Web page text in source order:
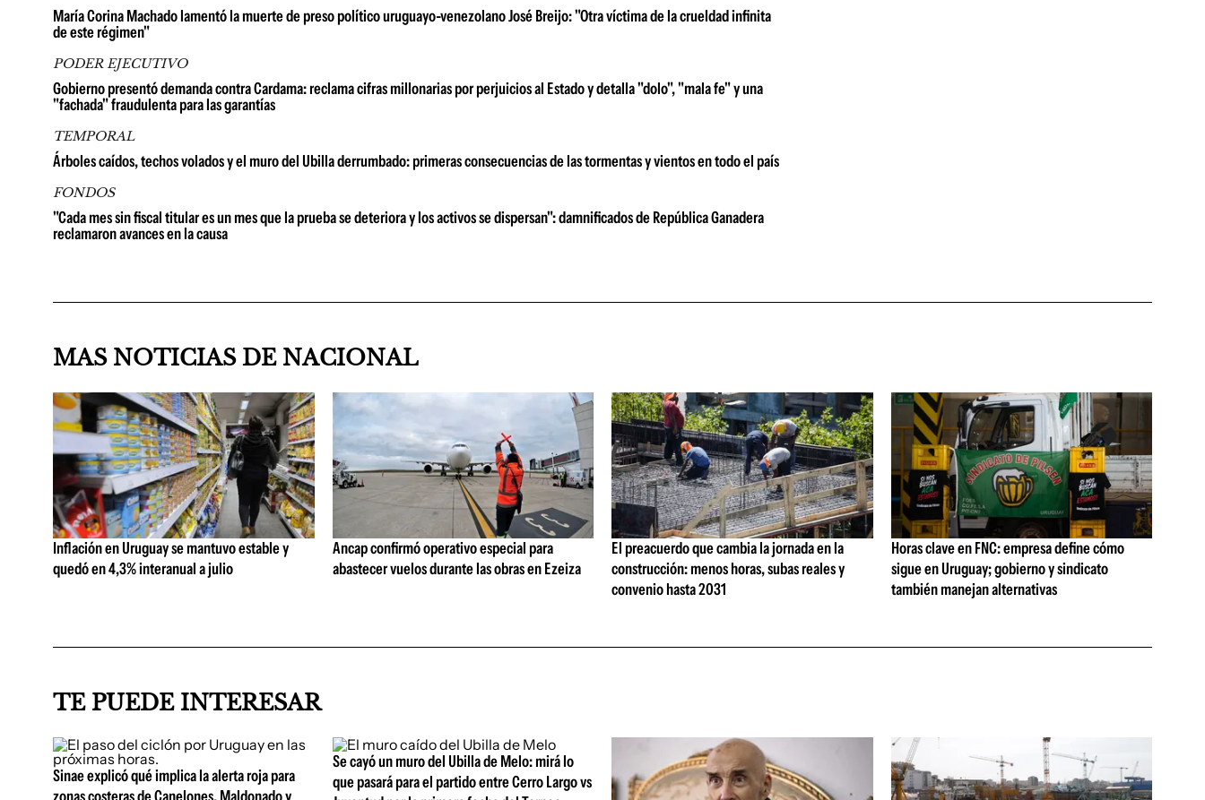
María Corina Machado lamentó la muerte de preso político uruguayo-venezolano José Breijo: "Otra víctima de la crueldad infinita
de este régimen"
PODER EJECUTIVO
Gobierno presentó demanda contra Cardama: reclama cifras millonarias por perjuicios al Estado y detalla "dolo", "mala fe" y una
"fachada" fraudulenta para las garantías
TEMPORAL
Árboles caídos, techos volados y el muro del Ubilla derrumbado: primeras consecuencias de las tormentas y vientos en todo el país
FONDOS
"Cada mes sin fiscal titular es un mes que la prueba se deteriora y los activos se dispersan": damnificados de República Ganadera
reclamaron avances en la causa
MAS NOTICIAS DE NACIONAL
Inflación en Uruguay se mantuvo estable y
quedó en 4,3% interanual a julio
Ancap confirmó operativo especial para
abastecer vuelos durante las obras en Ezeiza
El preacuerdo que cambia la jornada en la
construcción: menos horas, subas reales y
convenio hasta 2031
Horas clave en FNC: empresa define cómo
sigue en Uruguay; gobierno y sindicato
también manejan alternativas
TE PUEDE INTERESAR
Sinae explicó qué implica la alerta roja para
Se cayó un muro del Ubilla de Melo: mirá lo
que pasará para el partido entre Cerro Largo vs